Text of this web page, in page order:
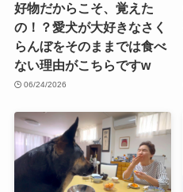
好物だからこそ、覚えた
の！？愛犬が大好きなさく
らんぼをそのままでは食べ
ない理由がこちらですw
06/24/2026